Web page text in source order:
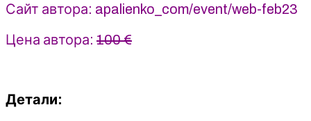
Сайт автора: apalienko_com/event/web-feb23
Цена автора: 100 €
Детали: